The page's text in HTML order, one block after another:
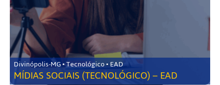
Divinópolis-MG • Tecnológico • EAD
MÍDIAS SOCIAIS (TECNOLÓGICO) – EAD